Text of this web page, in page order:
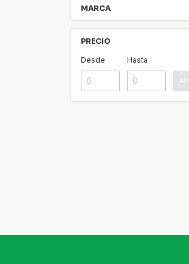
MARCA
PRECIO
Desde Hasta